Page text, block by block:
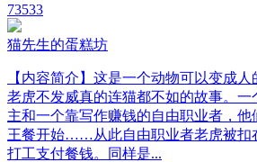
73533
猫先生的蛋糕坊
【内容简介】这是一个动物可以变成
老虎不发威真的连猫都不如的故事。
主和一个靠写作赚钱的自由职业者，
王餐开始……从此自由职业者老虎被扣
打工支付餐钱。同样是...